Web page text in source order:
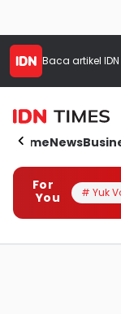
Baca artikel
HomeNews
For
You
# Yuk